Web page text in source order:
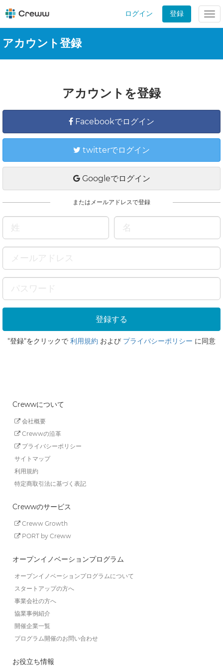
ログイン 登録
アカウント登録
アカウントを登録
Facebookでログイン
twitterでログイン
Googleでログイン
またはメールアドレスで登録
"登録"をクリックで 利用規約 および プライバシーポリシー に同意
Crewwについて
会社概要
Crewwの沿革
プライバシーポリシー
サイトマップ
利用規約
特定商取引法に基づく表記
Crewwのサービス
Creww Growth
PORT by Creww
オープンイノベーションプログラム
オープンイノベーションプログラムについて
スタートアップの方へ
事業会社の方へ
協業事例紹介
開催企業一覧
プログラム開催のお問い合わせ
お役立ち情報